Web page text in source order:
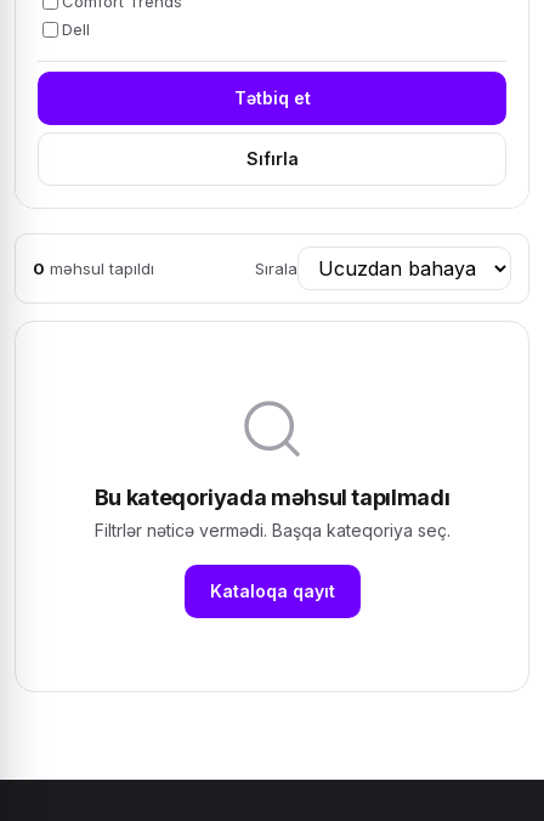
Dell
Tətbiq et
Sıfırla
0 məhsul tapıldı Sırala
Bu kateqoriyada məhsul tapılmadı
Filtrlər nəticə vermədi. Başqa kateqoriya seç.
Kataloqa qayıt